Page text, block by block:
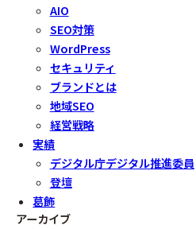
AIO
SEO対策
WordPress
セキュリティ
ブランドとは
地域SEO
経営戦略
実績
デジタル庁デジタル推進委員
登壇
葛飾
アーカイブ